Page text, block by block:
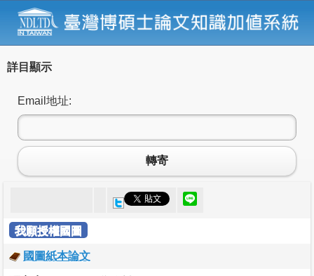
詳目顯示
Email地址:
轉寄
我願授權國圖
國圖紙本論文